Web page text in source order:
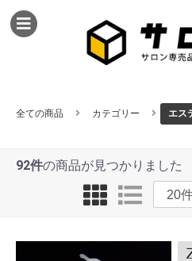
全ての商品 カテゴリー エス
92件の商品が見つかりました